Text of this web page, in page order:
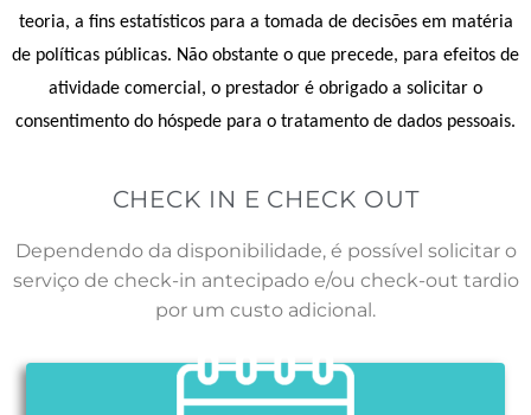
teoria, a fins estatísticos para a tomada de decisões em matéria
de políticas públicas. Não obstante o que precede, para efeitos de
atividade comercial, o prestador é obrigado a solicitar o
consentimento do hóspede para o tratamento de dados pessoais.
CHECK IN E CHECK OUT
Dependendo da disponibilidade, é possível solicitar o
serviço de check-in antecipado e/ou check-out tardio
por um custo adicional.